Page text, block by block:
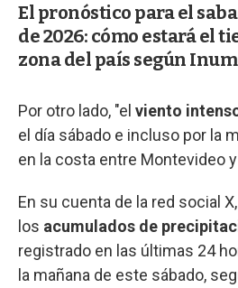
El pronóstico para el
de 2026: cómo estará el
zona del país según
Por otro lado, "el viento
el día sábado e incluso por la
en la costa entre Montevideo y
En su cuenta de la red social
los acumulados de
registrado en las últimas 24
la mañana de este sábado,